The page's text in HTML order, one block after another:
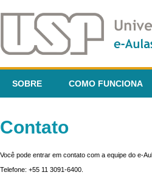
SOBRE COMO FUNCIONA
Contato
Você pode entrar em contato com a equipe do e-
Telefone: +55 11 3091-6400.